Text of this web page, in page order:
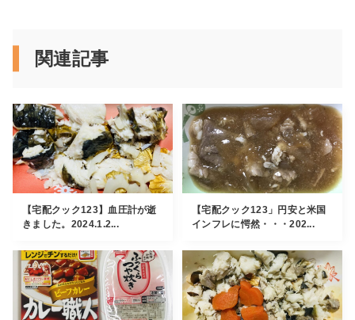
関連記事
【宅配クック123】血圧計が逝
きました。2024.1.2...
【宅配クック123」円安と米国
インフレに愕然・・・202...